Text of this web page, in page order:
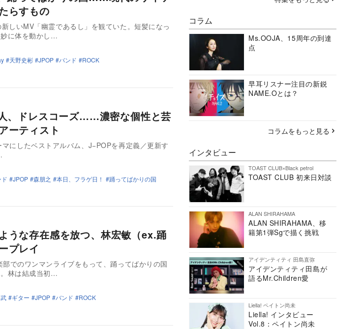
らすもの
しいMV「幽霊であるし」を観ていた。短髪になっ
に体を動かし…
天野史彬 JPOP バンド ROCK
、ドレスコーズ……濃密な個性と芸
ーティスト
にしたベストアルバム、J−POPを再定義／更新す
JPOP 森朋之 本日、フラゲ日！ 踊ってばかりの国
うな存在感を放つ、林宏敏（ex.踊
プレイ
でのワンマンライブをもって、踊ってばかりの国
林は結成当初…
ギター JPOP バンド ROCK
コラム
Ms.OOJA、15周年の到達
点
早耳リスナー注目の新鋭
NAME.Oとは？
コラムをもっと見る
インタビュー
TOAST CLUB×Black petrol
TOAST CLUB 初来日対談
ALAN SHIRAHAMA
ALAN SHIRAHAMA、移
籍第1弾Sgで描く挑戦
アイデンティティ 田島直弥
アイデンティティ田島が
語るMr.Children愛
Liella! ペイトン尚未
Liella! インタビュー
Vol.8：ペイトン尚未